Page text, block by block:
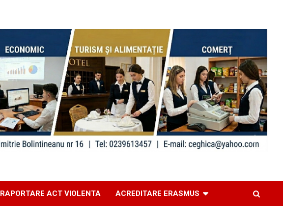
RAPORTARE ACT VIOLENTA ACREDITARE ERASMUS